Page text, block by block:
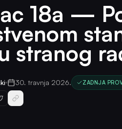
18a —
stranog
30. travnja 2026. ZADNJA